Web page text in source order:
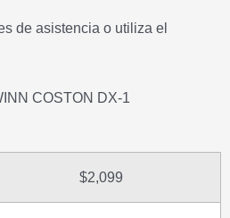
de asistencia o utiliza el
$2,099